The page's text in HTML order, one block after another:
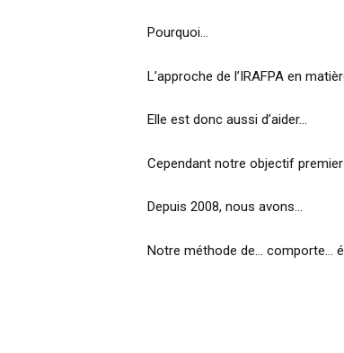
Pourquoi…
L’approche de l’IRAFPA en
Elle est donc aussid’aider…
Cependant notre objectif
Depuis 2008, nous avons…
Notre méthode de… comporte…